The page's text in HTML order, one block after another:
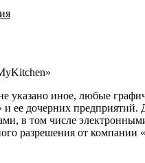
указано иное, любые
ее дочерних предприятий.
в том числе
разрешения от компании